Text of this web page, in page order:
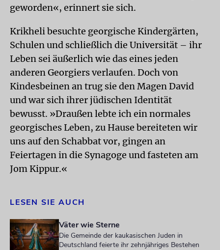
geworden«, erinnert sie sich.
Krikheli besuchte georgische Kindergärten,
Schulen und schließlich die Universität – ihr
Leben sei äußerlich wie das eines jeden
anderen Georgiers verlaufen. Doch von
Kindesbeinen an trug sie den Magen David
und war sich ihrer jüdischen Identität
bewusst. »Draußen lebte ich ein normales
georgisches Leben, zu Hause bereiteten wir
uns auf den Schabbat vor, gingen an
Feiertagen in die Synagoge und fasteten am
Jom Kippur.«
LESEN SIE AUCH
Väter wie Sterne
Die Gemeinde der kaukasischen Juden in
Deutschland feierte ihr zehnjähriges Bestehen